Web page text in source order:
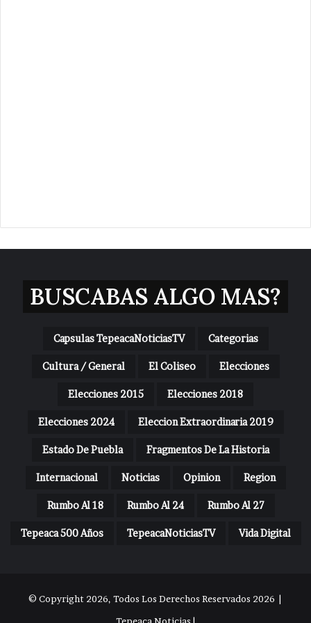
BUSCABAS ALGO MAS?
Capsulas TepeacaNoticiasTV Categorias
Cultura / General El Coliseo Elecciones
Elecciones 2015 Elecciones 2018
Elecciones 2024 Eleccion Extraordinaria 2019
Estado De Puebla Fragmentos De La Historia
Internacional Noticias Opinion Region
Rumbo Al 18 Rumbo Al 24 Rumbo Al 27
Tepeaca 500 Años TepeacaNoticiasTV Vida Digital
© Copyright 2026, Todos Los Derechos Reservados 2026 |